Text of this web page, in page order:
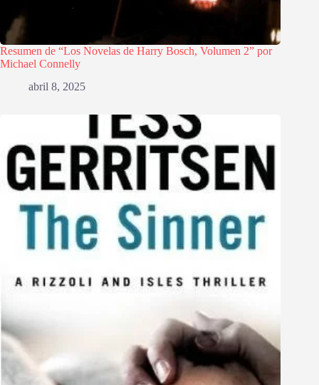
Resumen de “Los Novelas de Harry Bosch, Volumen 2” por
Michael Connelly
abril 8, 2025